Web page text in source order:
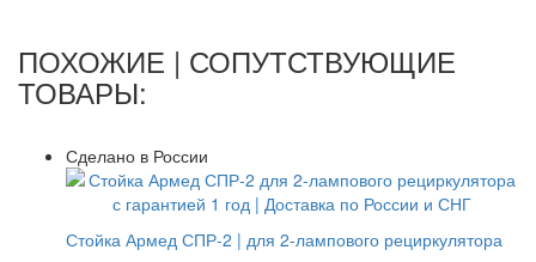
ПОХОЖИЕ | СОПУТСТВУЮЩИЕ
ТОВАРЫ:
Сделано в России
Стойка Армед СПР-2 | для 2-лампового рециркулятора